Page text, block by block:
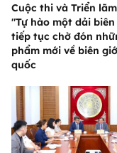
Cuộc thi và Triển
"Tự hào một dải
tiếp tục chờ đón
phẩm mới về biên
quốc